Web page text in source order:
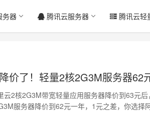
务器 腾讯云服务器 腾讯云轻
价了！轻量2核2G3M服务器62
云2核2G3M带宽轻量应用服务器降价到63元
服务器降价到62元一年，1元之差，你选择